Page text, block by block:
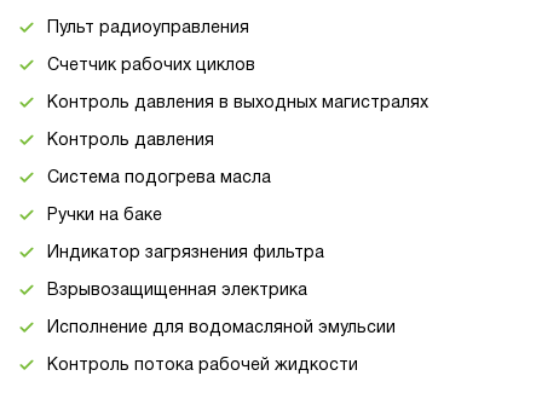
Пульт радиоуправления
Счетчик рабочих циклов
Контроль давления в выходных магистралях
Контроль давления
Система подогрева масла
Ручки на баке
Индикатор загрязнения фильтра
Взрывозащищенная электрика
Исполнение для водомасляной эмульсии
Контроль потока рабочей жидкости